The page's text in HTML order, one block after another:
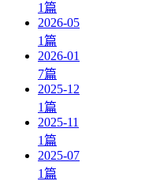
1篇
2026-05
1篇
2026-01
7篇
2025-12
1篇
2025-11
1篇
2025-07
1篇